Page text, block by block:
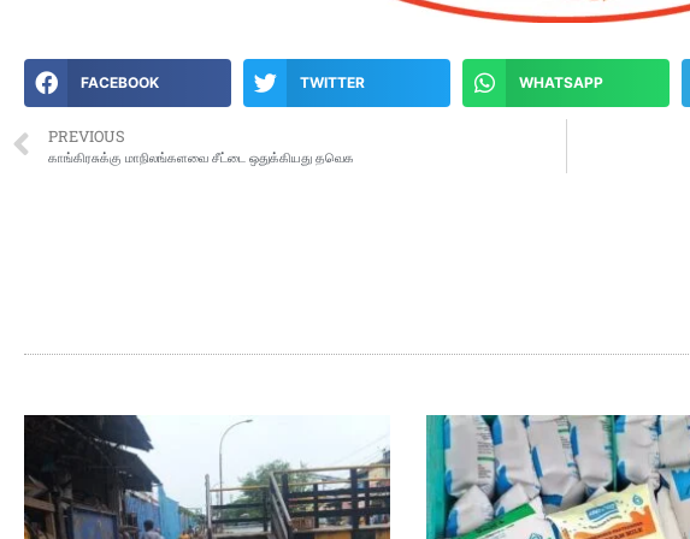
FACEBOOK TWITTER WHATSAPP
PREVIOUS
காங்கிரசுக்கு மாநிலங்களவை சீட்டை ஒதுக்கியது தவெக